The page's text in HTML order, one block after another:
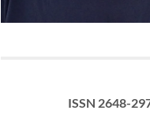
ISSN 2648-